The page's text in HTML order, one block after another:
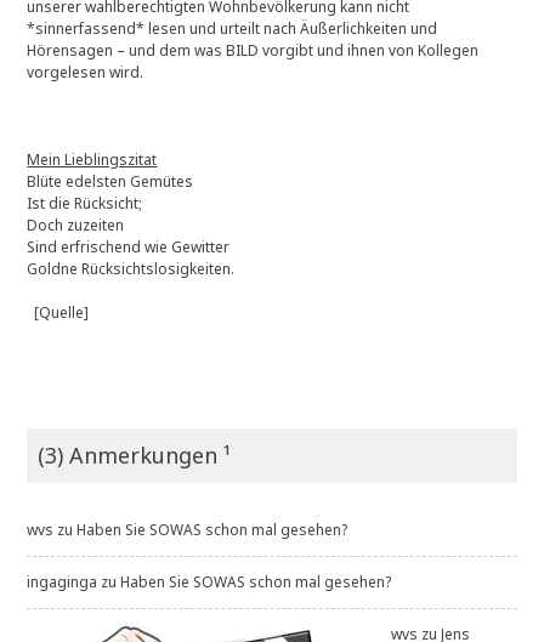
unserer wahlberechtigten Wohnbevölkerung kann nicht
*sinnerfassend* lesen und urteilt nach Äußerlichkeiten und
Hörensagen – und dem was BILD vorgibt und ihnen von Kollegen
vorgelesen wird.
Mein Lieblingszitat
Blüte edelsten Gemütes
Ist die Rücksicht;
Doch zuzeiten
Sind erfrischend wie Gewitter
Goldne Rücksichtslosigkeiten.
[Quelle]
(3) Anmerkungen ¹
wvs zuHaben Sie SOWAS schon mal gesehen?
ingaginga zuHaben Sie SOWAS schon mal gesehen?
wvs zuJens